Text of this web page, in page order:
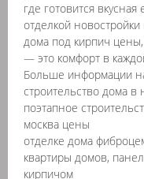
где готовится
отделкой
дома под кирпич
— это комфорт в
Больше информации
строительство дома
поэтапное
москва цены
отделке дома
квартиры домов,
кирпичом